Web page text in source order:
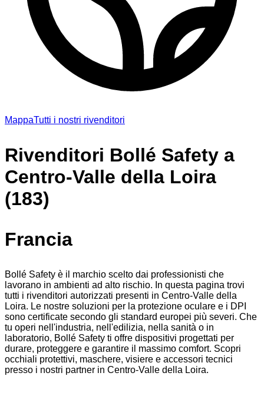
MappaTutti i nostri rivenditori
Rivenditori Bollé Safety a
Centro-Valle della Loira
(183)
Francia
Bollé Safety è il marchio scelto dai professionisti che
lavorano in ambienti ad alto rischio. In questa pagina trovi
tutti i rivenditori autorizzati presenti in Centro-Valle della
Loira. Le nostre soluzioni per la protezione oculare e i DPI
sono certificate secondo gli standard europei più severi. Che
tu operi nell'industria, nell'edilizia, nella sanità o in
laboratorio, Bollé Safety ti offre dispositivi progettati per
durare, proteggere e garantire il massimo comfort. Scopri
occhiali protettivi, maschere, visiere e accessori tecnici
presso i nostri partner in Centro-Valle della Loira.